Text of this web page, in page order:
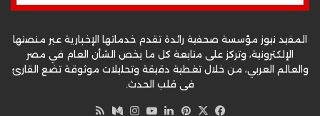
المفيد نيوز مؤسسة صحفية رائدة تقدم خدماتها الإخبارية عبر منصتها
الإلكترونية، وتركز على متابعة كل ما يخص الشأن العام في مصر
والعالم العربي، من خلال تغطية دقيقة وتحليلات موثوقة تضع القارئ
في قلب الحدث.
فيسبوك
‫X بينتيريست
لينكدإن‫YouTube
انستقرام
وسط